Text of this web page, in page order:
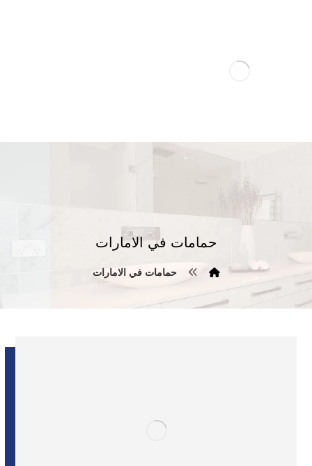
حمامات في الامارات
حمامات في الامارات